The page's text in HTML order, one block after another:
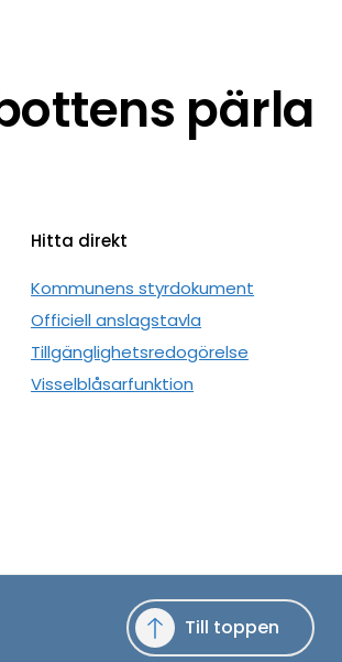
pärla
Hitta direkt
Kommunens styrdokument
Officiell anslagstavla
Tillgänglighetsredogörelse
Visselblåsarfunktion
Till toppen